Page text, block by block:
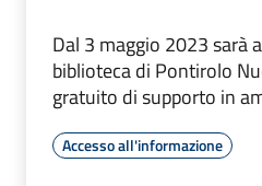
Dal 3 maggio 2023 sarà
biblioteca di Pontirolo
gratuito di supporto in
Accesso all'informazione